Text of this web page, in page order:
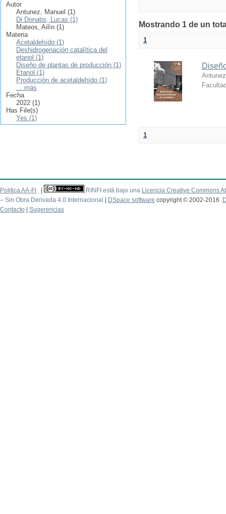
Mostrando 1 de un
1
1
Autor
Antunez, Manuel (1)
Di Donatis, Lucas (1)
Mateos, Ailín (1)
Materia
Acetaldehído (1)
Deshidrogenación catalítica del
etanol (1)
Diseño de plantas de producción (1)
Etanol (1)
Producción de acetaldehído (1)
... más
Fecha
2022 (1)
Has File(s)
Yes (1)
Politica AA-FI RINFI está bajo una Licencia Creative Commons
– Sin Obra Derivada 4.0 Internacional
DSpace software copyright © 2002-2016
Contacto
Sugerencias